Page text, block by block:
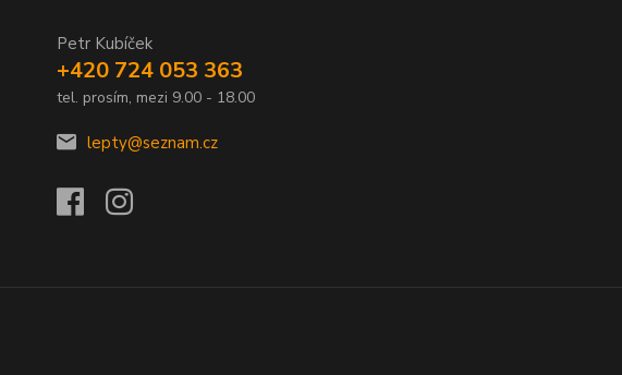
Petr Kubíček
+420 724 053 363
tel. prosím, mezi 9.00 - 18.00
lepty@seznam.cz